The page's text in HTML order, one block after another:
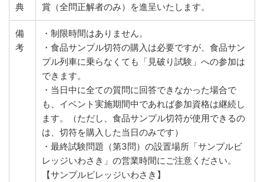
典
賞（全問正解者のみ）を進呈いたします。
備
考
・制限時間はありません。
・食品サンプル切符の購入は必要ですが、食品サン
プル列車に乗らなくても「見破り試験」への参加は
できます。
・当日中に全ての質問に回答できなかった場合で
も、イベント実施期間中であれば参加資格は継続し
ます。（ただし、食品サンプル切符が使用できるの
は、切符を購入した当日のみです）
・最終試験問題（第3問）の設置場所「サンプルビ
レッジいわさき」の営業時間にご注意ください。
【サンプルビレッジいわさき】